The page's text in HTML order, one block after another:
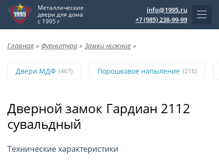
Металлические
двери для дома
с 1995 г
info@1995.ru
+7 (985) 238-99-99
Главная » Фурнитура » Замки нижние »
Двери МДФ (467) Порошковое напыление (216)
Дверной замок Гардиан 2112
сувальдный
Технические характеристики